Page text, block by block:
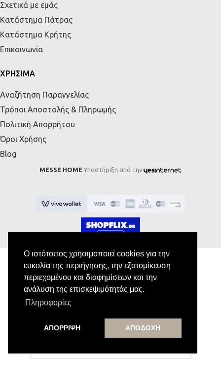
Ο ιστότοπος χρησιμοποιεί cookies για την
ευκολία της περιήγησης, την εξατομίκευση
περιεχομένου και διαφημίσεων και την
ανάλυση της επισκεψιμότητάς μας.
Πληροφορίες
ΑΠΟΡΡΙΨΗ ΑΠΟΔΟΧΗ
Σχετικά με εμάς
Κατάστημα Πάτρας
Κατάστημα Κρήτης
Επικοινωνία
ΧΡΗΣΙΜΑ
Αναζήτηση Παραγγελίας
Τρόποι Αποστολής & Πληρωμής
Πολιτική Απορρήτου
Όροι Χρήσης
Blog
MESSE HOME Υποστήριξη από την
Εγγραφή στο Newsletter